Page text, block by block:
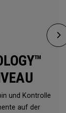
und Kontrolle
auf der